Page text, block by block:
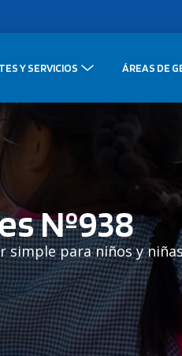
Y SERVICIOS ÁREAS DE
Nº938
simple para niños y